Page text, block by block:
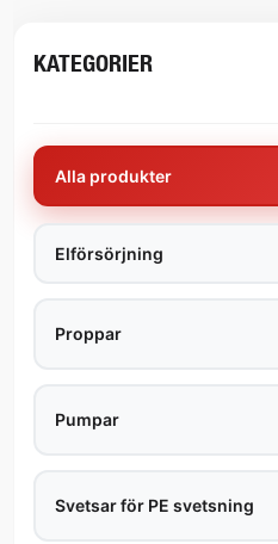
KATEGORIER
Alla produkter
Elförsörjning
Proppar
Pumpar
Svetsar för PE svetsning